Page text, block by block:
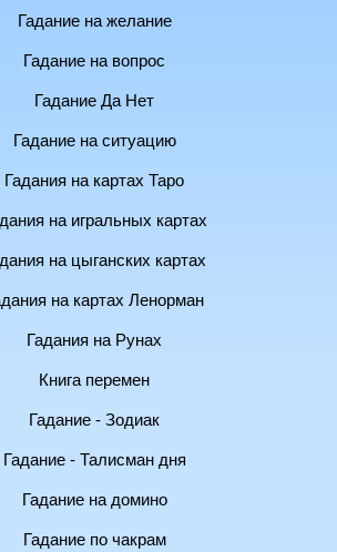
Гадание на желание
Гадание на вопрос
Гадание Да Нет
Гадание на ситуацию
Гадания на картах Таро
на игральных картах
на цыганских картах
на картах Ленорман
Гадания на Рунах
Книга перемен
Гадание - Зодиак
Гадание - Талисман дня
Гадание на домино
Гадание по чакрам